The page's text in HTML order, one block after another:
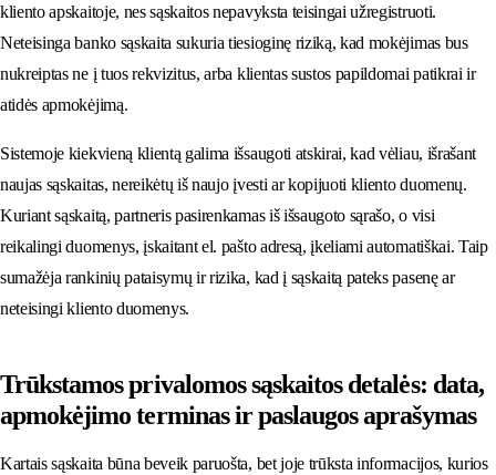
kliento apskaitoje, nes sąskaitos nepavyksta teisingai užregistruoti.
Neteisinga banko sąskaita sukuria tiesioginę riziką, kad mokėjimas bus
nukreiptas ne į tuos rekvizitus, arba klientas sustos papildomai patikrai ir
atidės apmokėjimą.
Sistemoje kiekvieną klientą galima išsaugoti atskirai, kad vėliau, išrašant
naujas sąskaitas, nereikėtų iš naujo įvesti ar kopijuoti kliento duomenų.
Kuriant sąskaitą, partneris pasirenkamas iš išsaugoto sąrašo, o visi
reikalingi duomenys, įskaitant el. pašto adresą, įkeliami automatiškai. Taip
sumažėja rankinių pataisymų ir rizika, kad į sąskaitą pateks pasenę ar
neteisingi kliento duomenys.
Trūkstamos privalomos sąskaitos detalės: data,
apmokėjimo terminas ir paslaugos aprašymas
Kartais sąskaita būna beveik paruošta, bet joje trūksta informacijos, kurios